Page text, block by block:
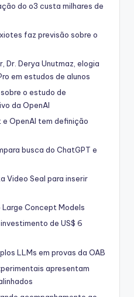
do o3 custa milhares de
faz previsão sobre o
Dr. Derya Unutmaz, elogia
em estudos de alunos
o estudo de
da OpenAI
OpenAI tem definição
busca do ChatGPT e
Video Seal para inserir
Concept Models
de US$ 6
LLMs em provas da OAB
apresentam